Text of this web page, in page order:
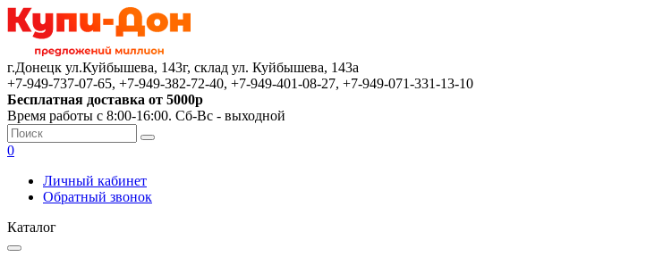
г.Донецк ул.Куйбышева, 143г, склад ул. Куйбышева, 143а
+7-949-737-07-65, +7-949-382-72-40, +7-949-401-08-27, +7-949-071-331-13-10
Бесплатная доставка от 5000р
Время работы с 8:00-16:00. Сб-Вс - выходной
0
Личный кабинет
Обратный звонок
Каталог